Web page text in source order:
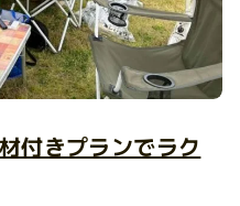
付きプランでラク